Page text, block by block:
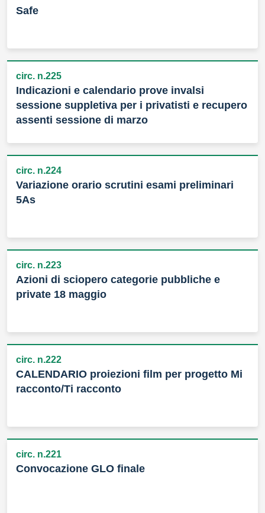
Safe
circ. n.225
Indicazioni e calendario prove invalsi
sessione suppletiva per i privatisti e recupero
assenti sessione di marzo
circ. n.224
Variazione orario scrutini esami preliminari
5As
circ. n.223
Azioni di sciopero categorie pubbliche e
private 18 maggio
circ. n.222
CALENDARIO proiezioni film per progetto Mi
racconto/Ti racconto
circ. n.221
Convocazione GLO finale